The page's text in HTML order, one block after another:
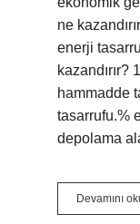
ne
enerji
kazandırır?
hammadde
tasarrufu.%
depolama
Devamını